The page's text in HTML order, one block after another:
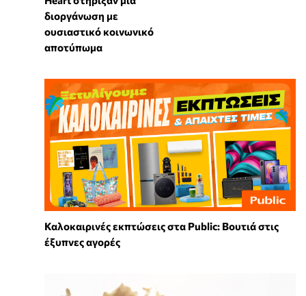
διοργάνωση με
ουσιαστικό κοινωνικό
αποτύπωμα
Καλοκαιρινές εκπτώσεις στα Public: Βουτιά στις
έξυπνες αγορές